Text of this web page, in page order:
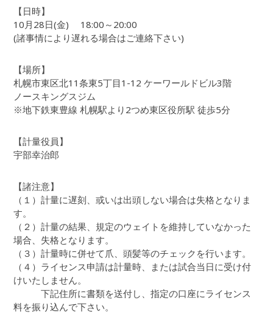
【日時】
10月28日(金) 18:00～20:00
(諸事情により遅れる場合はご連絡下さい)
【場所】
札幌市東区北11条東5丁目1-12 ケーワールドビル3階
ノースキングスジム
※地下鉄東豊線 札幌駅より2つめ東区役所駅 徒歩5分
【計量役員】
宇部幸治郎
【諸注意】
（１）計量に遅刻、或いは出頭しない場合は失格となりま
す。
（２）計量の結果、規定のウェイトを維持していなかった
場合、失格となります。
（３）計量時に併せて爪、頭髪等のチェックを行います。
（４）ライセンス申請は計量時、または試合当日に受け付
けいたしません。
下記住所に書類を送付し、指定の口座にライセンス
料を振り込んで下さい。